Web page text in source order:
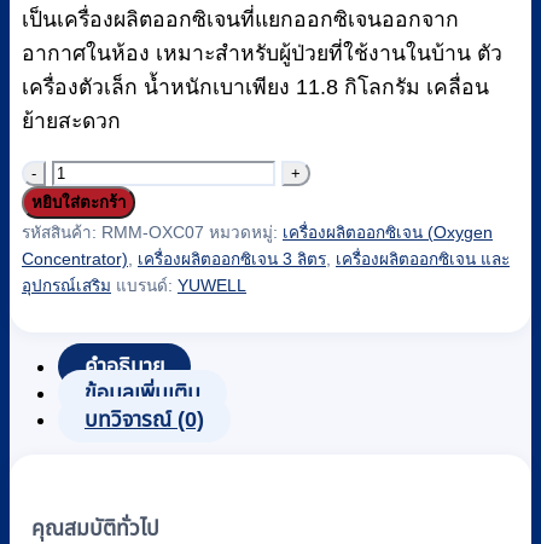
เป็นเครื่องผลิตออกซิเจนที่แยกออกซิเจนออกจาก
อากาศในห้อง เหมาะสำหรับผู้ป่วยที่ใช้งานในบ้าน ตัว
เครื่องตัวเล็ก น้ำหนักเบาเพียง 11.8 กิโลกรัม เคลื่อน
ย้ายสะดวก
จำนวน
เครื่อง
ผลิต
ออกซิเจน
YUWELL
หยิบใส่ตะกร้า
รหัสสินค้า: RMM-OXC07 หมวดหมู่: เครื่องผลิตออกซิเจน (Oxygen
Concentrator)
เครื่องผลิตออกซิเจน 3 ลิตร เครื่องผลิตออกซิเจน และ
อุปกรณ์เสริม แบรนด์: YUWELL
คำอธิบาย
ข้อมูลเพิ่มเติม
บทวิจารณ์ (0)
คุณสมบัติทั่วไป